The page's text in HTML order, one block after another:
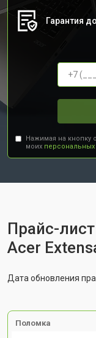
Гарантия
Нажимая на кнопку
моих
Прайс-
Acer
Дата обновления
Поломка